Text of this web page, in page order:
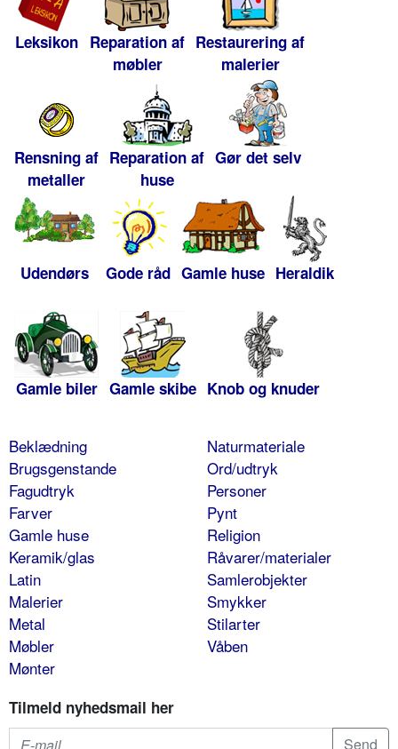
Leksikon Reparation af
møbler
Restaurering af
malerier
Rensning af
metaller
Reparation af
huse
Gør det selv
Udendørs Gode råd Gamle huse Heraldik
Gamle biler Gamle skibe Knob og knuder
Beklædning
Brugsgenstande
Fagudtryk
Farver
Gamle huse
Keramik/glas
Latin
Malerier
Metal
Møbler
Mønter
Naturmateriale
Ord/udtryk
Personer
Pynt
Religion
Råvarer/materialer
Samlerobjekter
Smykker
Stilarter
Våben
Tilmeld nyhedsmail her